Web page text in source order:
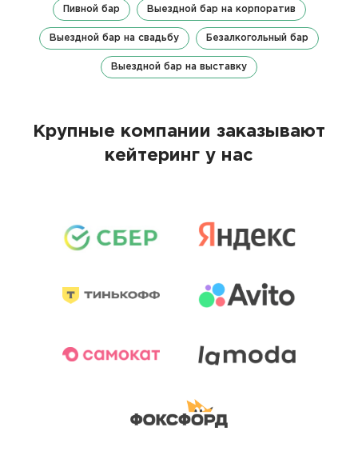
Пивной бар Выездной бар на корпоратив
Выездной бар на свадьбу Безалкогольный бар
Выездной бар на выставку
Крупные компании заказывают
кейтеринг у нас